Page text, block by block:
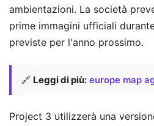
ambientazioni. La società
prime immagini ufficiali
previste per l'anno prossimo.
🔗 Leggi di più: europe map
Project 3 utilizzerà una